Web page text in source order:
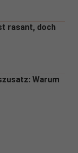
rasant, doch
Warum